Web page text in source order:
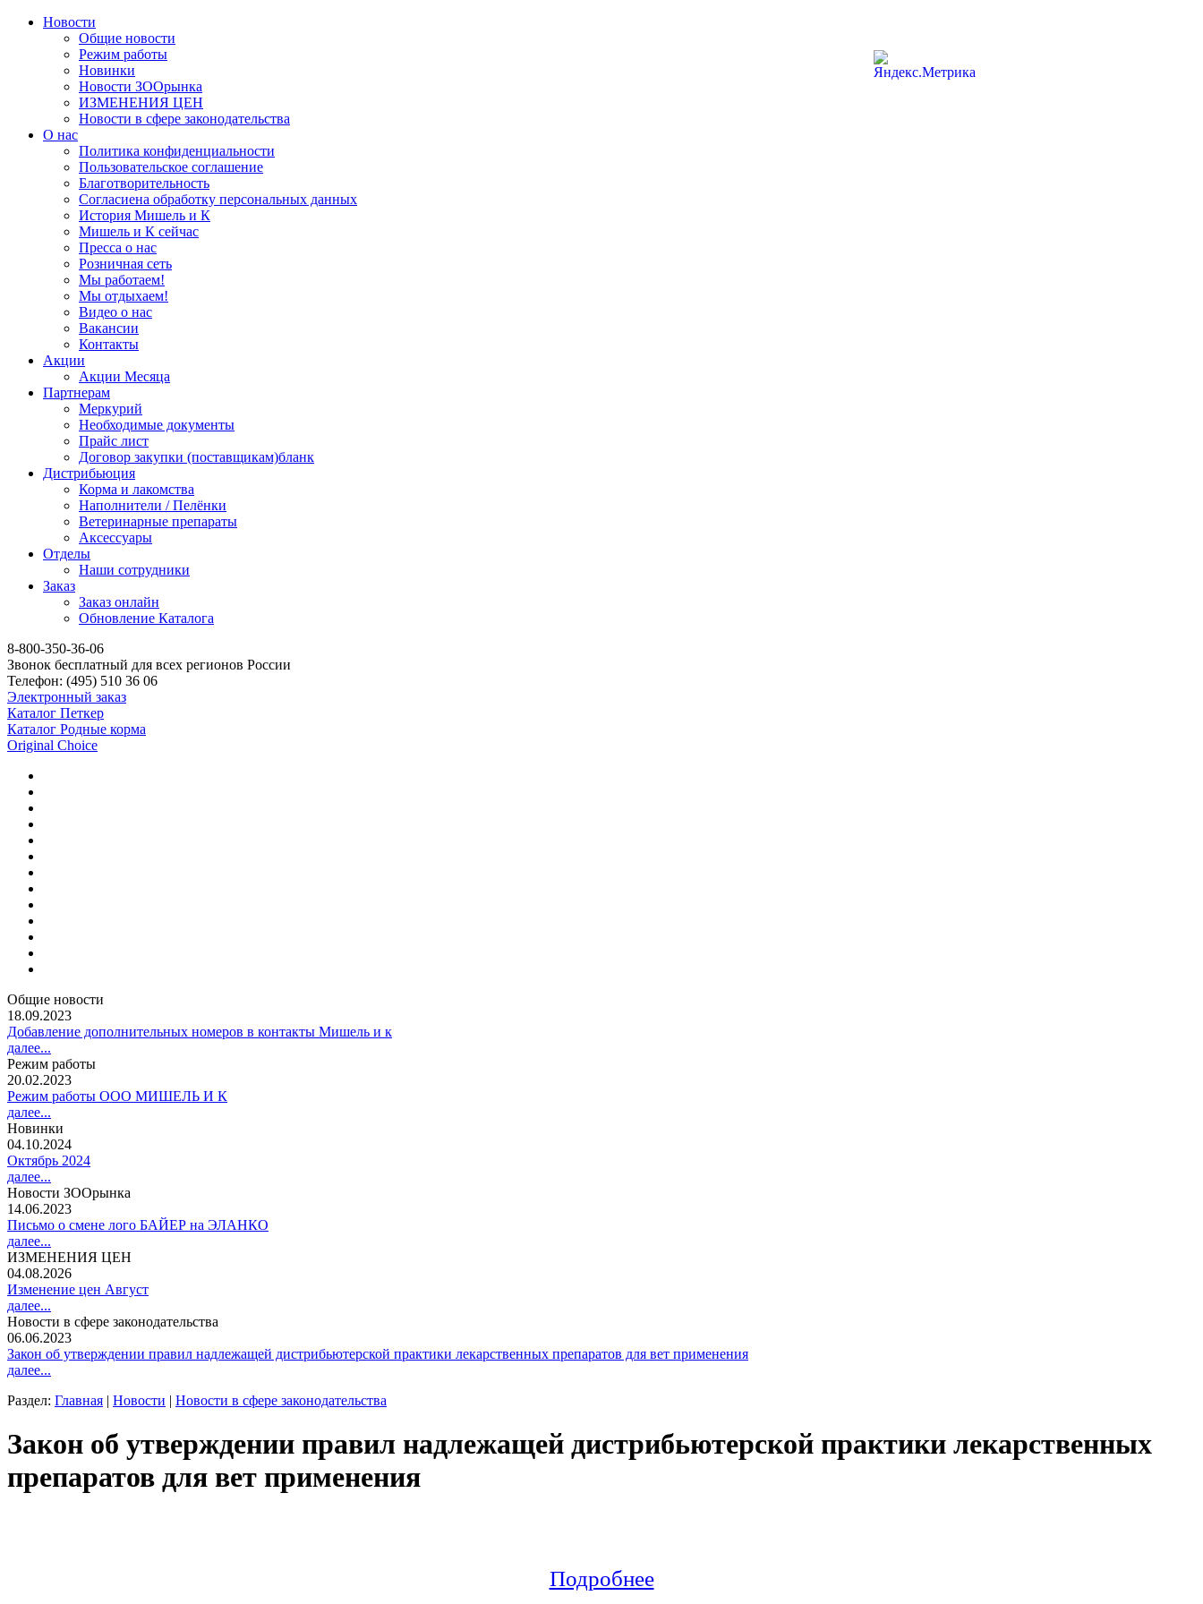
Новости
Общие новости
Режим работы
Новинки
Новости ЗООрынка
ИЗМЕНЕНИЯ ЦЕН
Новости в сфере законодательства
О нас
Политика конфиденциальности
Пользовательское соглашение
Благотворительность
Согласиена обработку персональных данных
История Мишель и К
Мишель и К сейчас
Пресса о нас
Розничная сеть
Мы работаем!
Мы отдыхаем!
Видео о нас
Вакансии
Контакты
Акции
Акции Месяца
Партнерам
Меркурий
Необходимые документы
Прайс лист
Договор закупки (поставщикам)бланк
Дистрибьюция
Корма и лакомства
Наполнители / Пелёнки
Ветеринарные препараты
Аксессуары
Отделы
Наши сотрудники
Заказ
Заказ онлайн
Обновление Каталога
8-800-350-36-06
Звонок бесплатный для всех регионов России
Телефон: (495) 510 36 06
Электронный заказ
Каталог Петкер
Каталог Родные корма
Original Choice
Общие новости
18.09.2023
Добавление дополнительных номеров в контакты Мишель и к
далее...
Режим работы
20.02.2023
Режим работы ООО МИШЕЛЬ И К
далее...
Новинки
04.10.2024
Октябрь 2024
далее...
Новости ЗООрынка
14.06.2023
Письмо о смене лого БАЙЕР на ЭЛАНКО
далее...
ИЗМЕНЕНИЯ ЦЕН
04.08.2026
Изменение цен Август
далее...
Новости в сфере законодательства
06.06.2023
Закон об утверждении правил надлежащей дистрибьютерской практики лекарственных препаратов для вет применения
далее...
Раздел: Главная | Новости | Новости в сфере законодательства
Закон об утверждении правил надлежащей дистрибьютерской практики лекарственных
препаратов для вет применения
Подробнее